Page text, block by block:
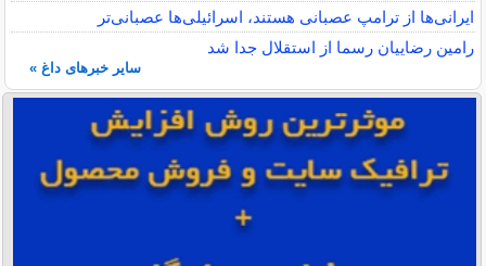
ایرانی‌ها از ترامپ عصبانی هستند، اسرائیلی‌ها عصبانی‌تر
رامین رضاییان رسما از استقلال جدا شد
سایر خبرهای داغ »